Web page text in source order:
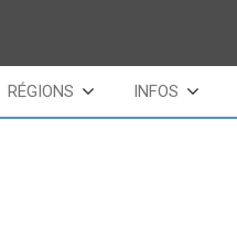
RÉGIONS INFOS